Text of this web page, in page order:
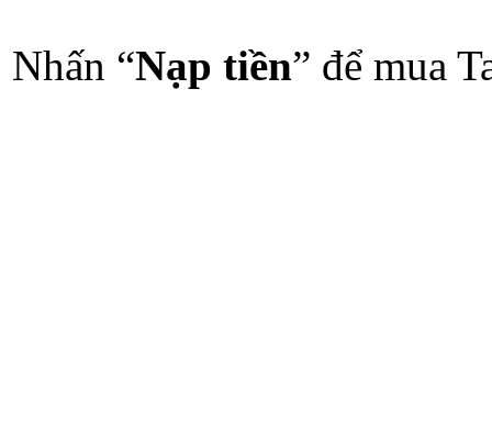
Nhấn “Nạp tiền” để mua